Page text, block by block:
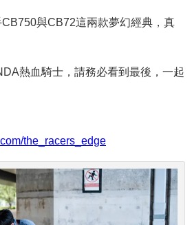
與CB72這兩款夢幻經典，真
熱血騎士，請務必看到最後，一起
the_racers_edge